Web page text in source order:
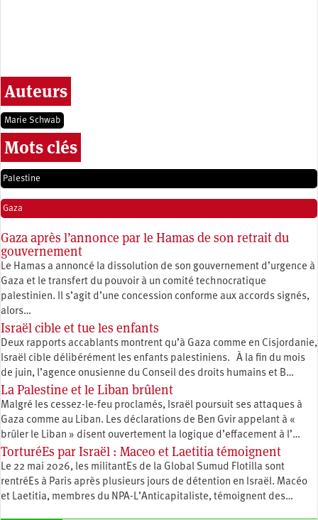
Auteurs
Marie Schwab
Mots clés
Palestine
Gaza
Gaza après l’annonce par le Hamas de son retrait du
gouvernement
Le Hamas a annoncé la dissolution de son gouvernement d’urgence à
Gaza et le transfert du pouvoir à un comité technocratique
palestinien. Il s’agit d’une concession conforme aux accords signés,
alors…
Israël cible et tue les enfants
Deux rapports accablants montrent qu’à Gaza comme en Cisjordanie,
Israël cible délibérément les enfants palestiniens. À la fin du mois
de juin, l’agence onusienne du Conseil des droits humains et B…
La Palestine et le Liban brûlent
Malgré les cessez-le-feu proclamés, Israël poursuit ses attaques à
Gaza comme au Liban. Les déclarations de Ben Gvir appelant à «
brûler le Liban » disent ouvertement la logique d’effacement à l’…
TorturéEs par Israël : Maceo et Laetitia témoignent
Le 22 mai 2026, les militantEs de la Global Sumud Flotilla sont
rentréEs à Paris après plusieurs jours de détention en Israël. Macéo
et Laetitia, membres du ‪NPA-L’Anticapitaliste, témoignent des…